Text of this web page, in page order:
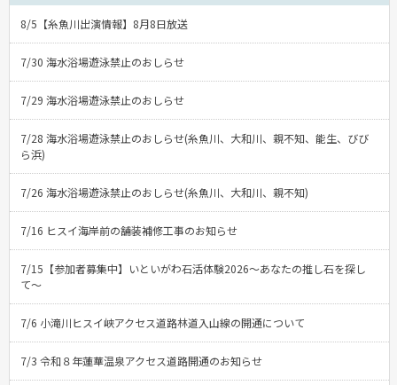
8/5【糸魚川出演情報】8月8日放送
7/30 海水浴場遊泳禁止のおしらせ
7/29 海水浴場遊泳禁止のおしらせ
7/28 海水浴場遊泳禁止のおしらせ(糸魚川、大和川、親不知、能生、びび
ら浜)
7/26 海水浴場遊泳禁止のおしらせ(糸魚川、大和川、親不知)
7/16 ヒスイ海岸前の舗装補修工事のお知らせ
7/15【参加者募集中】いといがわ石活体験2026〜あなたの推し石を探し
て〜
7/6 小滝川ヒスイ峡アクセス道路林道入山線の開通について
7/3 令和８年蓮華温泉アクセス道路開通のお知らせ